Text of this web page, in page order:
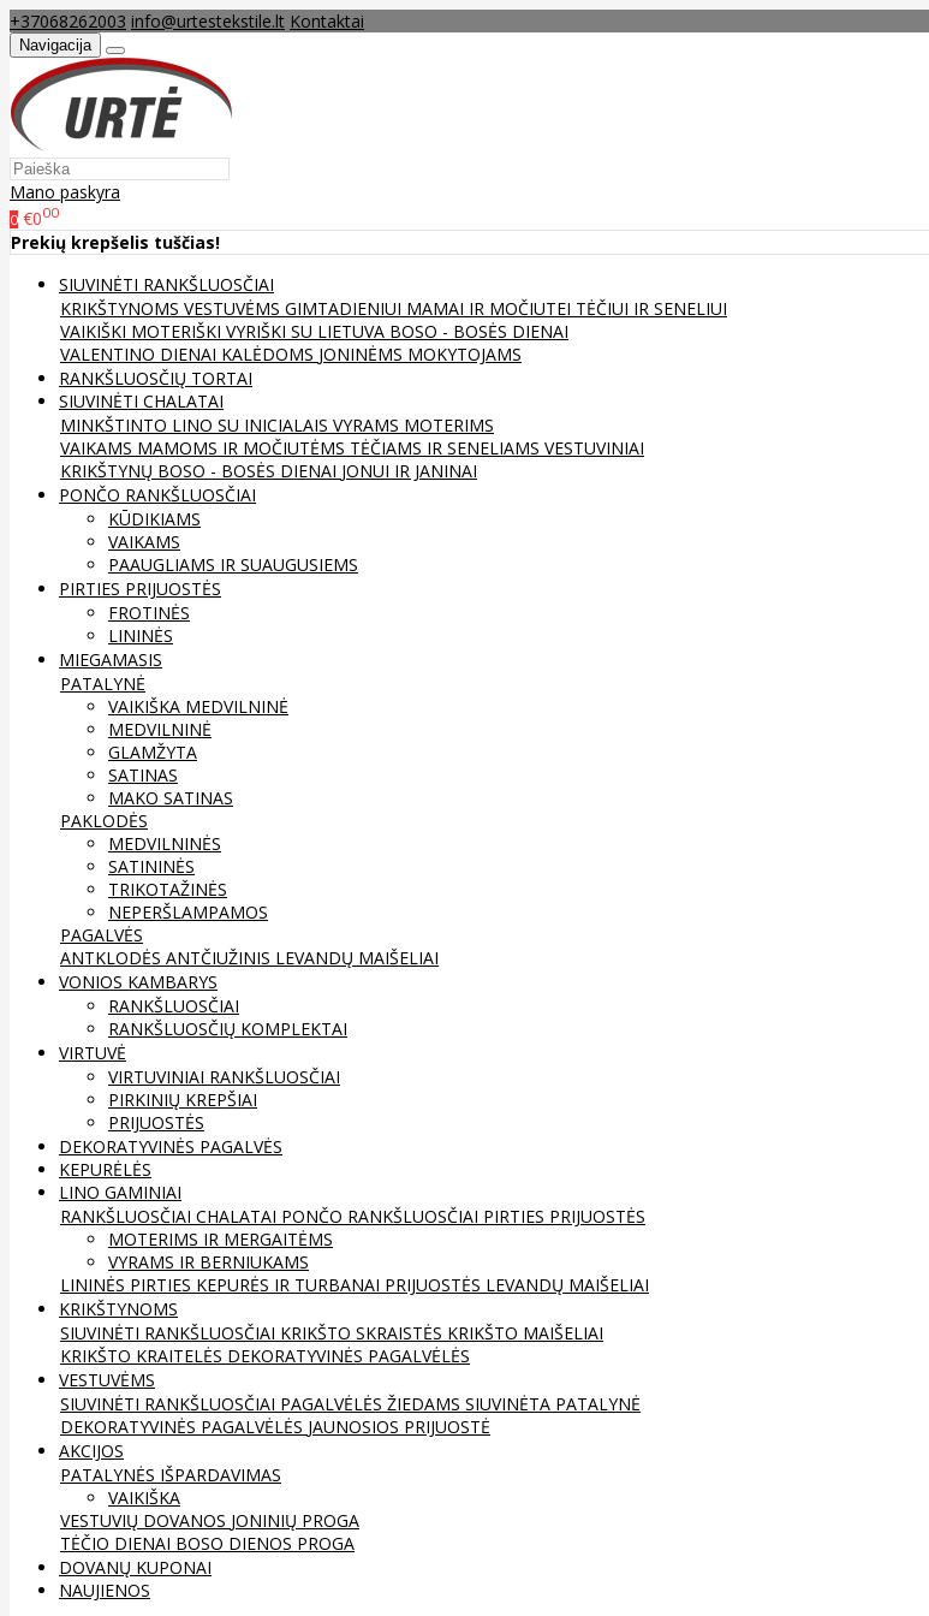
+37068262003 info@urtestekstile.lt Kontaktai
Navigacija
Mano paskyra
0 €000
Prekių krepšelis tuščias!
SIUVINĖTI RANKŠLUOSČIAI
KRIKŠTYNOMS VESTUVĖMS GIMTADIENIUI MAMAI IR MOČIUTEI TĖČIUI IR SENELIUI
VAIKIŠKI MOTERIŠKI VYRIŠKI SU LIETUVA BOSO - BOSĖS DIENAI
VALENTINO DIENAI KALĖDOMS JONINĖMS MOKYTOJAMS
RANKŠLUOSČIŲ TORTAI
SIUVINĖTI CHALATAI
MINKŠTINTO LINO SU INICIALAIS VYRAMS MOTERIMS
VAIKAMS MAMOMS IR MOČIUTĖMS TĖČIAMS IR SENELIAMS VESTUVINIAI
KRIKŠTYNŲ BOSO - BOSĖS DIENAI JONUI IR JANINAI
PONČO RANKŠLUOSČIAI
KŪDIKIAMS
VAIKAMS
PAAUGLIAMS IR SUAUGUSIEMS
PIRTIES PRIJUOSTĖS
FROTINĖS
LININĖS
MIEGAMASIS
PATALYNĖ
VAIKIŠKA MEDVILNINĖ
MEDVILNINĖ
GLAMŽYTA
SATINAS
MAKO SATINAS
PAKLODĖS
MEDVILNINĖS
SATININĖS
TRIKOTAŽINĖS
NEPERŠLAMPAMOS
PAGALVĖS
ANTKLODĖS ANTČIUŽINIS LEVANDŲ MAIŠELIAI
VONIOS KAMBARYS
RANKŠLUOSČIAI
RANKŠLUOSČIŲ KOMPLEKTAI
VIRTUVĖ
VIRTUVINIAI RANKŠLUOSČIAI
PIRKINIŲ KREPŠIAI
PRIJUOSTĖS
DEKORATYVINĖS PAGALVĖS
KEPURĖLĖS
LINO GAMINIAI
RANKŠLUOSČIAI CHALATAI PONČO RANKŠLUOSČIAI PIRTIES PRIJUOSTĖS
MOTERIMS IR MERGAITĖMS
VYRAMS IR BERNIUKAMS
LININĖS PIRTIES KEPURĖS IR TURBANAI PRIJUOSTĖS LEVANDŲ MAIŠELIAI
KRIKŠTYNOMS
SIUVINĖTI RANKŠLUOSČIAI KRIKŠTO SKRAISTĖS KRIKŠTO MAIŠELIAI
KRIKŠTO KRAITELĖS DEKORATYVINĖS PAGALVĖLĖS
VESTUVĖMS
SIUVINĖTI RANKŠLUOSČIAI PAGALVĖLĖS ŽIEDAMS SIUVINĖTA PATALYNĖ
DEKORATYVINĖS PAGALVĖLĖS JAUNOSIOS PRIJUOSTĖ
AKCIJOS
PATALYNĖS IŠPARDAVIMAS
VAIKIŠKA
VESTUVIŲ DOVANOS JONINIŲ PROGA
TĖČIO DIENAI BOSO DIENOS PROGA
DOVANŲ KUPONAI
NAUJIENOS